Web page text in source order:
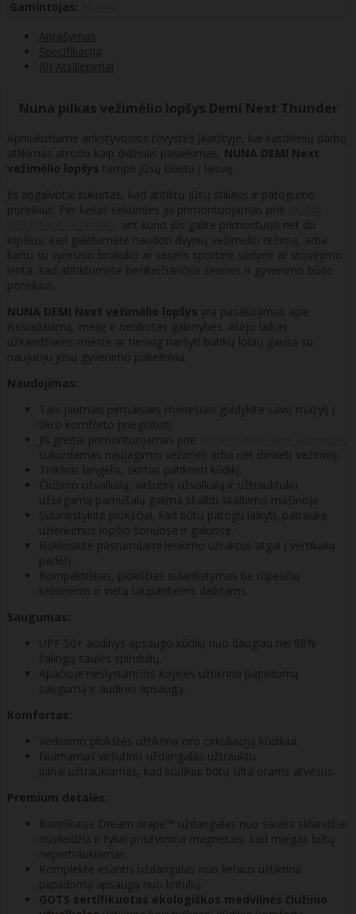
Gamintojas:
Aprašymas
Specifikacija
(0) Atsiliepimai
Nuna pilkas vežimėlio lopšys Demi Next Thunder
Apniukusiame ankstyvosios tėvystės įkarštyje, kai kasdienių darbų
atlikimas atrodo kaip didžiulis pasiekimas, NUNA DEMI Next
vežimėlio lopšys tampa jūsų bilietu į laisvę.
Jis apgalvotai sukurtas, kad atitiktų jūsų stiliaus ir patogumo
poreikius. Per kelias sekundes jis primontuojamas prie
, ant kurio jūs galite primontuoti net du
lopšius, kad galėtumėte naudoti dvynių vežimėlio režimą, arba
kartu su vyresnio broliuko ar sesers sportine sėdyne ar stovėjimo
lenta, kad atitiktumėte besikeičiančius šeimos ir gyvenimo būdo
poreikius.
NUNA DEMI Next vežimėlio lopšys yra pasakojimas apie
išsivadavimą, meilę ir neribotas galimybes. Atėjo laikas
užkandžiams mieste ar tiesiog naršyti butikų lobių gausą su
naujuoju jūsų gyvenimo pakeleiviu.
Naudojimas:
Tais jautriais pirmaisiais mėnesiais guldykite savo mažylį į
tikro komforto prieglobstį.
Jis greitai primontuojamas prie
sukurdamas naujagimio vežimėlį arba net dvivietį vežimėlį.
Tinklinis langelis, skirtas patikrinti kūdikį.
Čiužinio užvalkalą, viršutinį užvalkalą ir užtrauktuku
užsegamą pamušalą galima skalbti skalbimo mašinoje.
Sulankstykite plokščiai, kad būtų patogu laikyti, patraukę
užlenkimus lopšio šonuose ir galuose.
Išskleiskite pastumdami lenkimo užraktus atgal į vertikalią
padėtį.
Kompaktiškas, plokščias sulankstymas be rūpesčių
kelionėms ir vietą taupantiems daiktams.
Saugumas:
UPF 50+ audinys apsaugo kūdikį nuo daugiau nei 98%
žalingų saulės spindulių.
Apačioje neslystančios kojelės užtikrina papildomą
saugumą ir audinio apsaugą.
Komfortas:
Vėdinimo plokštės užtikrina oro cirkuliaciją kūdikiui.
Nuimamas viršutinis uždangalas užtrauktu
pilnai užtraukiamas, kad kūdikiui būtų šilta orams atvėsus.
Premium detalės:
Ikoniškasis Dream drape™ uždangalas nuo saulės sklandžiai
nusileidžia ir tyliai prisitvirtina magnetais, kad miegas būtų
nepertraukiamas.
Komplekte esantis uždangalas nuo lietaus užtikrina
papildomą apsaugą nuo kritulių.
GOTS sertifikuotas ekologiškos medvilnės čiužinio